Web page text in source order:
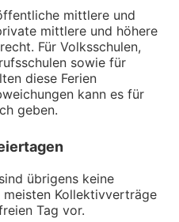
mittlere und
mittlere und höhere
Für Volksschulen,
sowie für
diese Ferien
kann es für
geben.
übrigens keine
Kollektivverträge
Tag vor.